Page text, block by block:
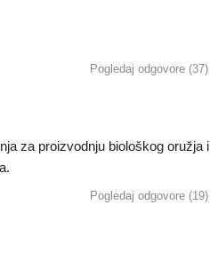
Pogledaj odgovore (37)
za proizvodnju biološkog oružja i
Pogledaj odgovore (19)